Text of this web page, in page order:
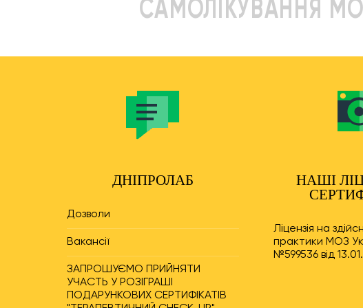
САМОЛІКУВАННЯ
ДНІПРОЛАБ
Дозволи
Вакансії
ЗАПРОШУЄМО ПРИЙНЯТИ
УЧАСТЬ У РОЗІГРАШІ
ПОДАРУНКОВИХ СЕРТИФІКАТІВ
НАШІ
Ліцензія на
практики МОЗ
№599536 від